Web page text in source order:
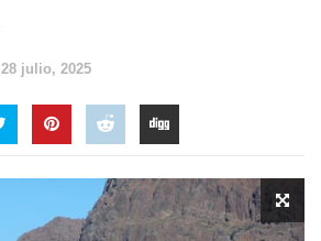
28 julio, 2025